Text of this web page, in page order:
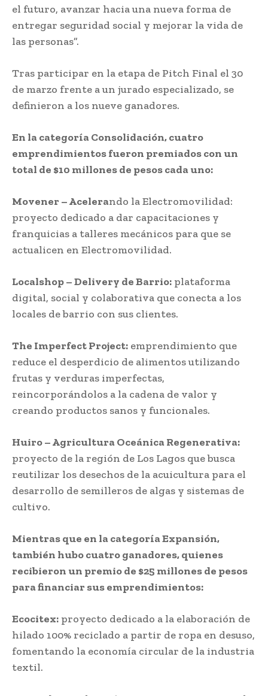
el futuro, avanzar hacia una nueva forma de
entregar seguridad social y mejorar la vida de
las personas”.
Tras participar en la etapa de Pitch Final el 30
de marzo frente a un jurado especializado, se
definieron a los nueve ganadores.
En la categoría Consolidación, cuatro
emprendimientos fueron premiados con un
total de $10 millones de pesos cada uno:
Movener – Acelerando la Electromovilidad:
proyecto dedicado a dar capacitaciones y
franquicias a talleres mecánicos para que se
actualicen en Electromovilidad.
Localshop – Delivery de Barrio: plataforma
digital, social y colaborativa que conecta a los
locales de barrio con sus clientes.
The Imperfect Project: emprendimiento que
reduce el desperdicio de alimentos utilizando
frutas y verduras imperfectas,
reincorporándolos a la cadena de valor y
creando productos sanos y funcionales.
Huiro – Agricultura Oceánica Regenerativa:
proyecto de la región de Los Lagos que busca
reutilizar los desechos de la acuicultura para el
desarrollo de semilleros de algas y sistemas de
cultivo.
Mientras que en la categoría Expansión,
también hubo cuatro ganadores, quienes
recibieron un premio de $25 millones de pesos
para financiar sus emprendimientos:
Ecocitex: proyecto dedicado a la elaboración de
hilado 100% reciclado a partir de ropa en desuso,
fomentando la economía circular de la industria
textil.